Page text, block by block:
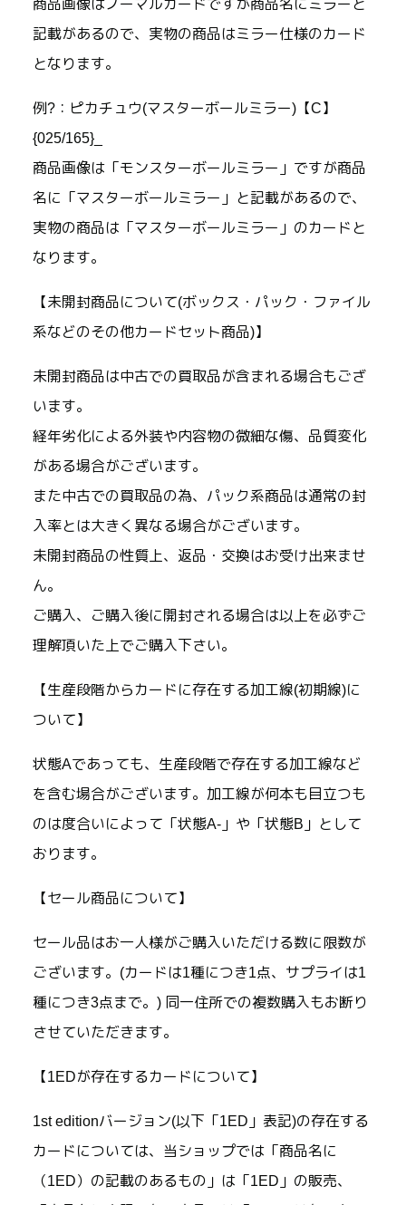
商品画像はノーマルカードですが商品名にミラーと
記載があるので、実物の商品はミラー仕様のカード
となります。
例?：ピカチュウ(マスターボールミラー)【C】
{025/165}_
商品画像は「モンスターボールミラー」ですが商品
名に「マスターボールミラー」と記載があるので、
実物の商品は「マスターボールミラー」のカードと
なります。
【未開封商品について(ボックス・パック・ファイル
系などのその他カードセット商品)】
未開封商品は中古での買取品が含まれる場合もござ
います。
経年劣化による外装や内容物の微細な傷、品質変化
がある場合がございます。
また中古での買取品の為、パック系商品は通常の封
入率とは大きく異なる場合がございます。
未開封商品の性質上、返品・交換はお受け出来ませ
ん。
ご購入、ご購入後に開封される場合は以上を必ずご
理解頂いた上でご購入下さい。
【生産段階からカードに存在する加工線(初期線)に
ついて】
状態Aであっても、生産段階で存在する加工線など
を含む場合がございます。加工線が何本も目立つも
のは度合いによって「状態A-」や「状態B」として
おります。
【セール商品について】
セール品はお一人様がご購入いただける数に限数が
ございます。(カードは1種につき1点、サプライは1
種につき3点まで。) 同一住所での複数購入もお断り
させていただきます。
【1EDが存在するカードについて】
1st editionバージョン(以下「1ED」表記)の存在する
カードについては、当ショップでは「商品名に
（1ED）の記載のあるもの」は「1ED」の販売、